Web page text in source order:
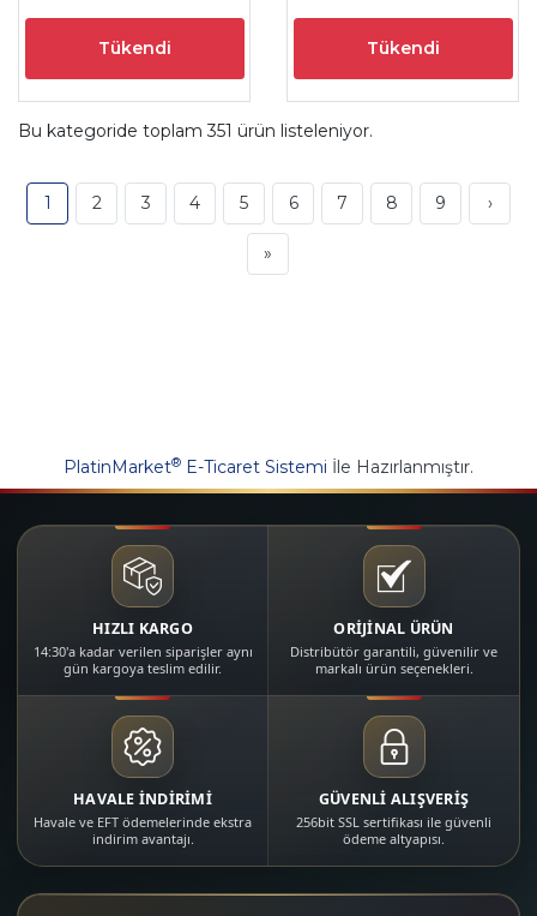
Tükendi Tükendi
Bu kategoride toplam351 ürün listeleniyor.
1 2 3 4 5 6 7 8 9 ›
»
PlatinMarket® E-Ticaret Sistemi İle Hazırlanmıştır.
HIZLI KARGO
14:30'a kadar verilen siparişler aynı
gün kargoya teslim edilir.
ORİJİNAL ÜRÜN
Distribütör garantili, güvenilir ve
markalı ürün seçenekleri.
HAVALE İNDİRİMİ
Havale ve EFT ödemelerinde ekstra
indirim avantajı.
GÜVENLİ ALIŞVERİŞ
256bit SSL sertifikası ile güvenli
ödeme altyapısı.